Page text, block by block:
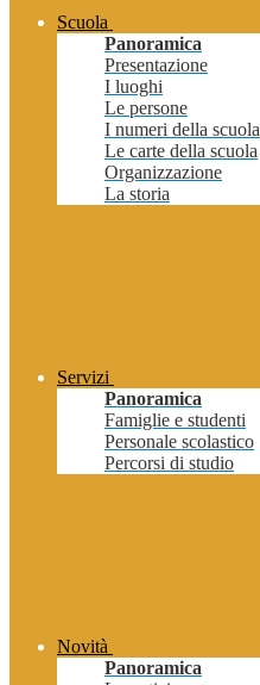
Scuola
Panoramica
Presentazione
I luoghi
Le persone
I numeri della scuola
Le carte della scuola
Organizzazione
La storia
Servizi
Panoramica
Famiglie e studenti
Personale scolastico
Percorsi di studio
Novità
Panoramica